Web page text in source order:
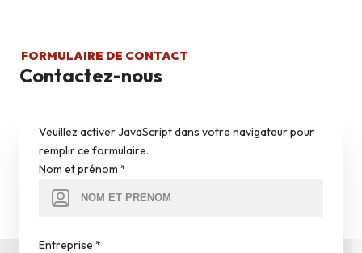
FORMULAIRE DE CONTACT
Contactez-nous
Veuillez activer JavaScript dans votre navigateur pour
remplir ce formulaire.
Nom et prénom *
Entreprise *